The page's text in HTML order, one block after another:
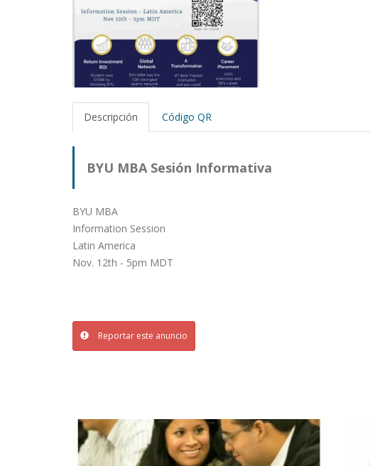
Descripción Código QR
BYU MBA Sesión Informativa
BYU MBA
Information Session
Latin America
Nov. 12th - 5pm MDT
Reportar este anuncio